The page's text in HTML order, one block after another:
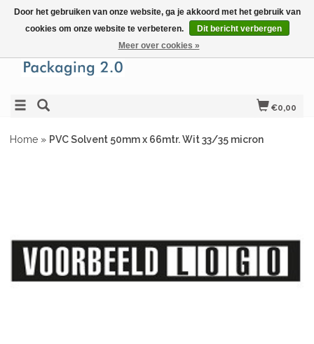
€0,00
Home » PVC Solvent 50mm x 66mtr. Wit 33/35 micron
Door het gebruiken van onze website, ga je akkoord met het gebruik van
cookies om onze website te verbeteren.
Dit bericht verbergen
Meer over cookies »